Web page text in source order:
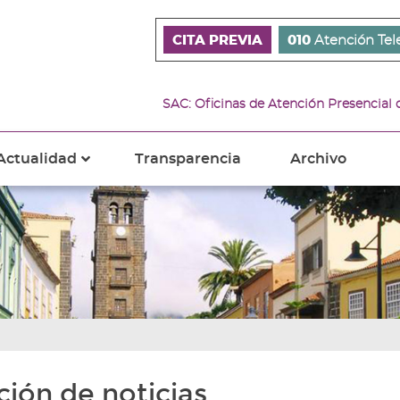
CITA PREVIA 010 Atención
SAC: Oficinas de Atención
Transparencia Archivo